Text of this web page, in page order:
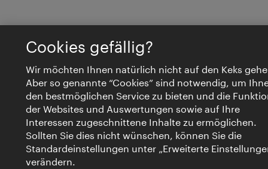
Cookies gefällig?
Wir möchten Ihnen natürlich nicht auf den Keks
Aber so genannte “Cookies” sind notwendig, um
den bestmöglichen Service zu bieten und die
der Websites und Auswertungen sowie auf Ihre
Interessen zugeschnittene Inhalte zu ermöglichen.
Sollten Sie dies nicht wünschen, können Sie die
Standardeinstellungen unter „Erweiterte
verändern.